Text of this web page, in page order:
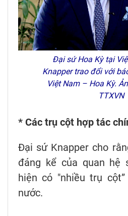
Đại sứ Hoa Kỳ tại
Knapper trao đổi với
Việt Nam – Hoa Kỳ.
TTXVN
* Các trụ cột hợp tác
Đại sứ Knapper cho
đáng kể của quan hệ
hiện có "nhiều trụ
nước.